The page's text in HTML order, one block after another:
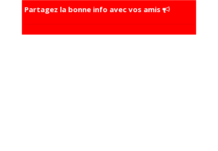
Partagez la bonne info avec vos amis